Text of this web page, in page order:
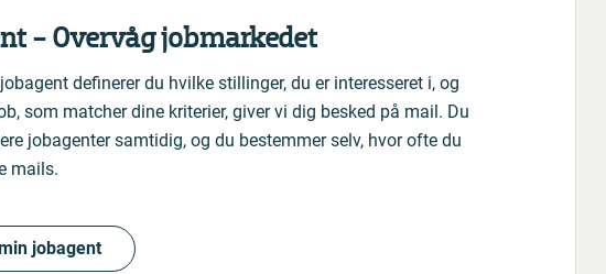
- Overvåg jobmarkedet
definerer du hvilke stillinger, du er interesseret i, og
som matcher dine kriterier, giver vi dig besked på mail. Du
jobagenter samtidig, og du bestemmer selv, hvor ofte du
mails.
jobagent